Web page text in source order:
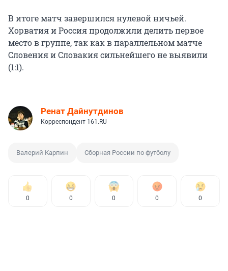
В итоге матч завершился нулевой ничьей.
Хорватия и Россия продолжили делить первое
место в группе, так как в параллельном матче
Словения и Словакия сильнейшего не выявили
(1:1).
Ренат Дайнутдинов
Корреспондент 161.RU
Валерий Карпин Сборная России по футболу
0 0 0 0 0